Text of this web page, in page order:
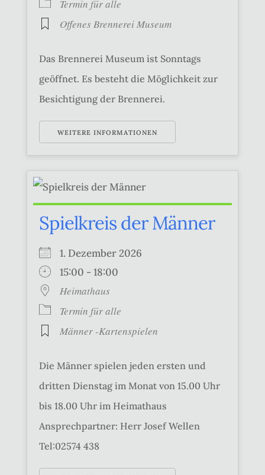
Termin für alle
Offenes Brennerei Museum
Das Brennerei Museum ist Sonntags
geöffnet. Es besteht die Möglichkeit zur
Besichtigung der Brennerei.
WEITERE INFORMATIONEN
Spielkreis der Männer
1. Dezember 2026
15:00 - 18:00
Heimathaus
Termin für alle
Männer -Kartenspielen
Die Männer spielen jeden ersten und
dritten Dienstag im Monat von 15.00 Uhr
bis 18.00 Uhr im Heimathaus
Ansprechpartner: Herr Josef Wellen
Tel:02574 438